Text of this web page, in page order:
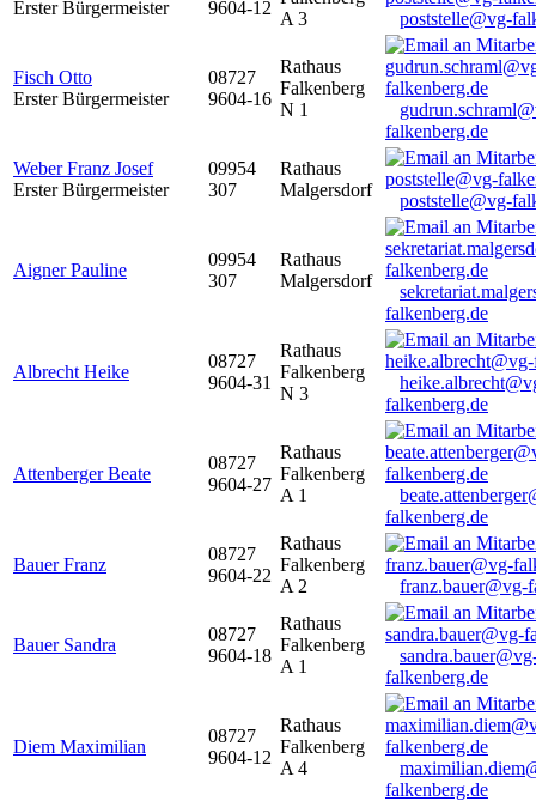
Erster Bürgermeister
9604-12
A 3
poststelle@vg-
Fisch Otto
Erster Bürgermeister
08727
9604-16
Rathaus
Falkenberg
N 1
falkenberg.de
Weber Franz Josef
Erster Bürgermeister
09954
307
Rathaus
Malgersdorf
poststelle@vg-
Aigner Pauline
09954
307
Rathaus
Malgersdorf
falkenberg.de
Albrecht Heike
08727
9604-31
Rathaus
Falkenberg
N 3
falkenberg.de
Attenberger Beate
08727
9604-27
Rathaus
Falkenberg
A 1
falkenberg.de
Bauer Franz
08727
9604-22
Rathaus
Falkenberg
A 2
franz.bauer@vg-
Bauer Sandra
08727
9604-18
Rathaus
Falkenberg
A 1
falkenberg.de
Diem Maximilian
08727
9604-12
Rathaus
Falkenberg
A 4
falkenberg.de